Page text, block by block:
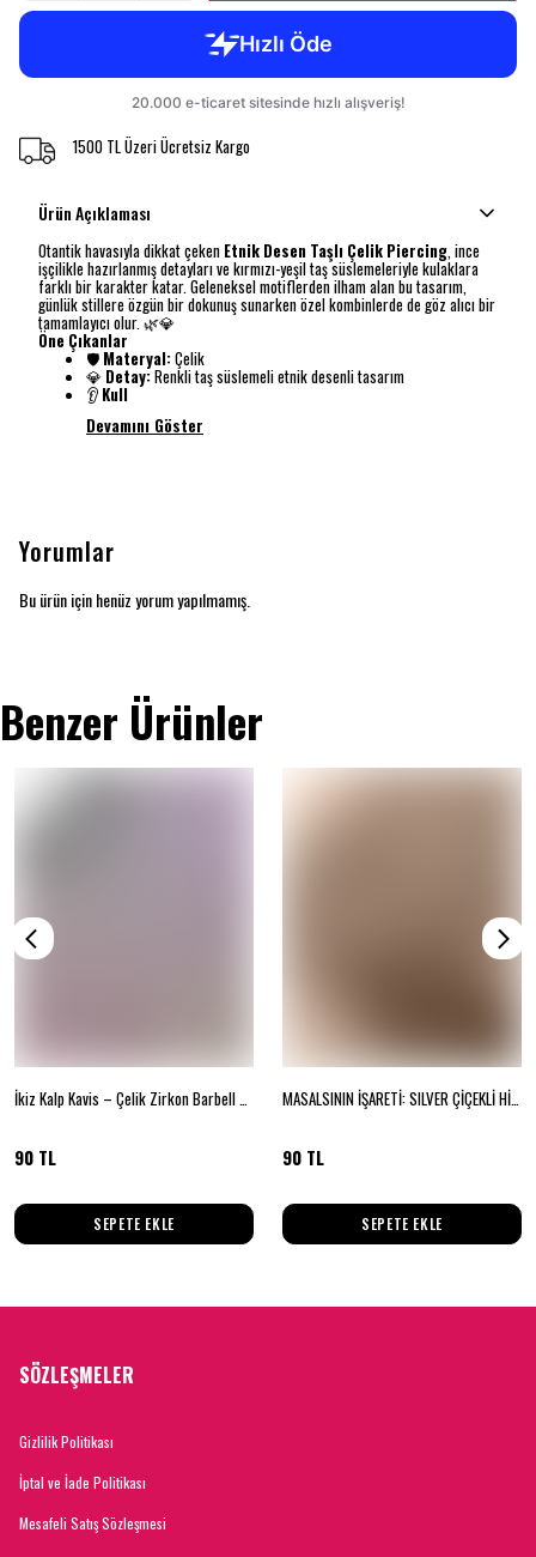
1500 TL Üzeri Ücretsiz Kargo
Ürün Açıklaması
Otantik havasıyla dikkat çeken Etnik Desen Taşlı Çelik Piercing, ince
işçilikle hazırlanmış detayları ve kırmızı-yeşil taş süslemeleriyle kulaklara
farklı bir karakter katar. Geleneksel motiflerden ilham alan bu tasarım,
günlük stillere özgün bir dokunuş sunarken özel kombinlerde de göz alıcı bir
tamamlayıcı olur. 🌿💎
Öne Çıkanlar
🛡️ Materyal:Çelik
💎 Detay:Renkli taş süslemeli etnik desenli tasarım
👂 Kull
Devamını Göster
Yorumlar
Bu ürün için henüz yorum yapılmamış.
Benzer Ürünler
İkiz Kalp Kavis – Çelik Zirkon Barbell Piercing
90 TL
SEPETE EKLE
MASALSININ İŞARETİ: SILVER ÇİÇEKLİ HİLAL PIERCING
90 TL
SEPETE EKLE
SÖZLEŞMELER
Gizlilik Politikası
İptal ve İade Politikası
Mesafeli Satış Sözleşmesi